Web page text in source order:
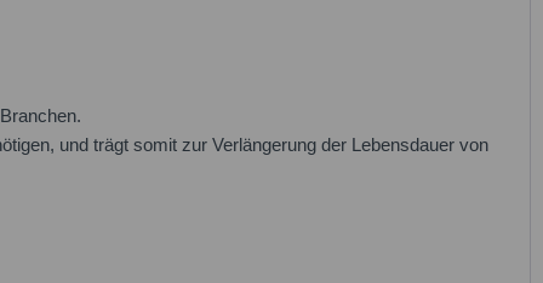
und trägt somit zur Verlängerung der Lebensdauer von